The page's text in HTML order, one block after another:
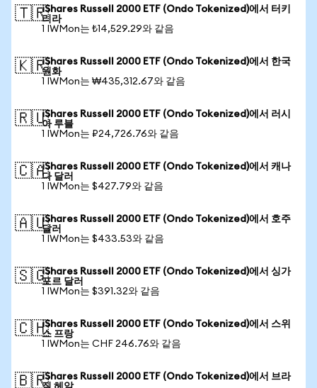
🇹🇷iShares Russell 2000 ETF (Ondo Tokenized)에서 터키
리라
1 IWMon는 ₺14,529.29와 같음
🇰🇷iShares Russell 2000 ETF (Ondo Tokenized)에서 한국
원화
1 IWMon는 ₩435,312.67와 같음
🇷🇺iShares Russell 2000 ETF (Ondo Tokenized)에서 러시
아 루블
1 IWMon는 ₽24,726.76와 같음
🇨🇦iShares Russell 2000 ETF (Ondo Tokenized)에서 캐나
다 달러
1 IWMon는 $427.79와 같음
🇦🇺iShares Russell 2000 ETF (Ondo Tokenized)에서 호주
달러
1 IWMon는 $433.53와 같음
🇸🇬iShares Russell 2000 ETF (Ondo Tokenized)에서 싱가
포르 달러
1 IWMon는 $391.32와 같음
🇨🇭iShares Russell 2000 ETF (Ondo Tokenized)에서 스위
스 프랑
1 IWMon는 CHF 246.76와 같음
🇧🇷iShares Russell 2000 ETF (Ondo Tokenized)에서 브라